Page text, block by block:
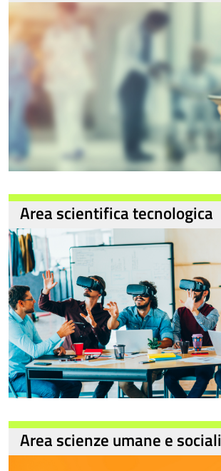
Area scientifica tecnologica
Area scienze umane e sociali